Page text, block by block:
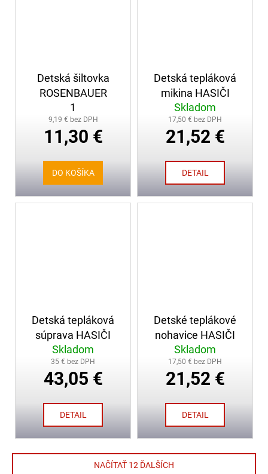
Detská šiltovka
ROSENBAUER
1
9,19 € bez DPH
11,30 €
DO KOŠÍKA
Detská tepláková
mikina HASIČI
Skladom
17,50 € bez DPH
21,52 €
DETAIL
Detská tepláková
súprava HASIČI
Skladom
35 € bez DPH
43,05 €
DETAIL
Detské teplákové
nohavice HASIČI
Skladom
17,50 € bez DPH
21,52 €
DETAIL
NAČÍTAŤ 12 ĎALŠÍCH